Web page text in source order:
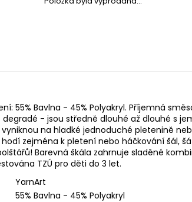
55% Bavlna - 45% Polyakryl. Příjemná
- jsou středně dlouhé až dlouhé s
na hladké jednoduché pletenině
zejména k pletení nebo háčkování šál,
Barevná škála zahrnuje sladěné
TZÚ pro děti do 3 let.
YarnArt
55% Bavlna - 45% Polyakryl
HIMALAYA DOLPHIN BABY 80338